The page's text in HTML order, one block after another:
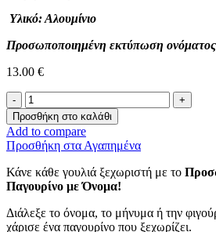
Υλικό: Αλουμίνιο
Προσωποποιημένη εκτύπωση
13.00 €
Παγουρίνο
Με
Όνομα
-Δεινοσαυράκι-
ποσότητα
Προσθήκη στο καλάθι
Add to compare
Προσθήκη στα Αγαπημένα
Κάνε κάθε γουλιά ξεχωριστή με το
Παγουρίνο με Όνομα!
Διάλεξε το όνομα, το μήνυμα ή την
χάρισε ένα παγουρίνο που ξεχωρίζει.